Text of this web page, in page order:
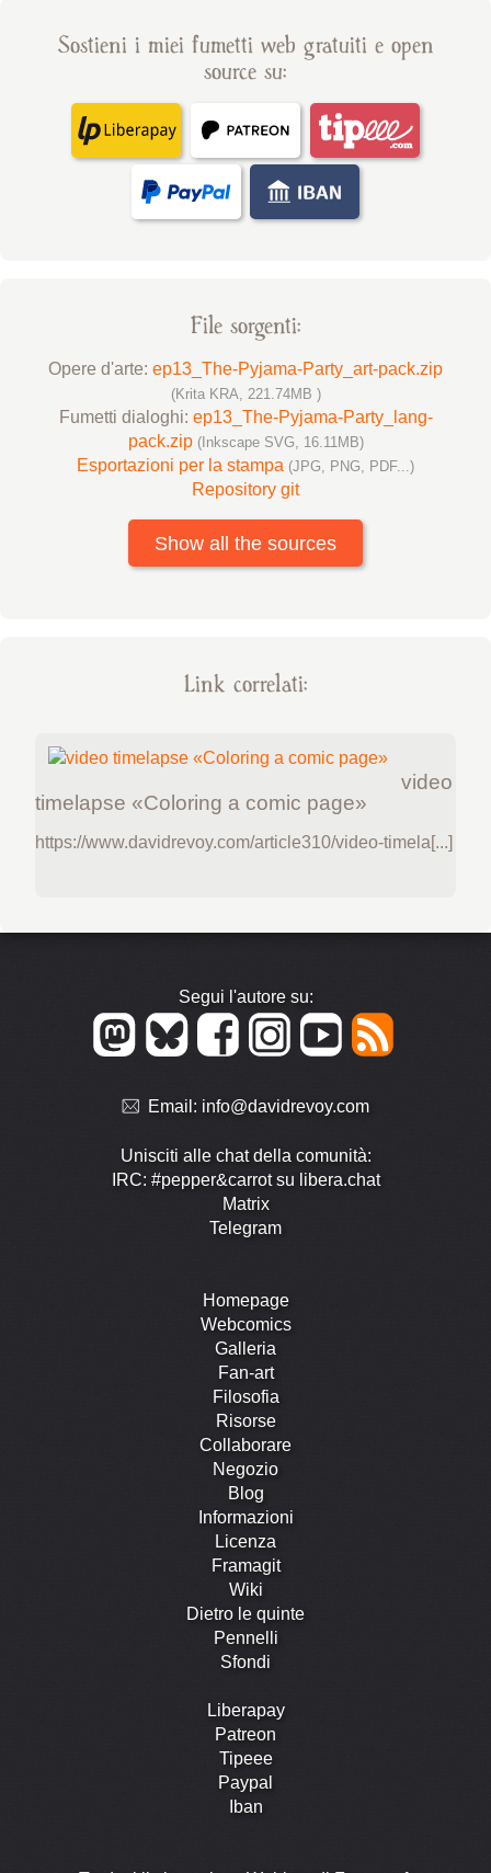
Sostieni i miei fumetti web gratuiti e open
source su:
File sorgenti:
Opere d'arte: ep13_The-Pyjama-Party_art-pack.zip
(Krita KRA, 221.74MB )
Fumetti dialoghi: ep13_The-Pyjama-Party_lang-
pack.zip (Inkscape SVG, 16.11MB)
Esportazioni per la stampa (JPG, PNG, PDF...)
Repository git
Show all the sources
Link correlati:
video
timelapse «Coloring a comic page»
https://www.davidrevoy.com/article310/video-timela[...]
Segui l'autore su:
Email: info@davidrevoy.com
Unisciti alle chat della comunità:
IRC: #pepper&carrot su libera.chat
Matrix
Telegram
Homepage
Webcomics
Galleria
Fan-art
Filosofia
Risorse
Collaborare
Negozio
Blog
Informazioni
Licenza
Framagit
Wiki
Dietro le quinte
Pennelli
Sfondi
Liberapay
Patreon
Tipeee
Paypal
Iban